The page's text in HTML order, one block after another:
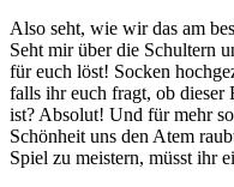
Also seht, wie wir das am
Seht mir über die Schultern
für euch löst! Socken
falls ihr euch fragt, ob dieser
ist? Absolut! Und für mehr
Schönheit uns den Atem
Spiel zu meistern, müsst ihr